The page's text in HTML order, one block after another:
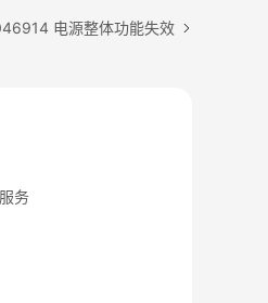
电源整体功能失效
务